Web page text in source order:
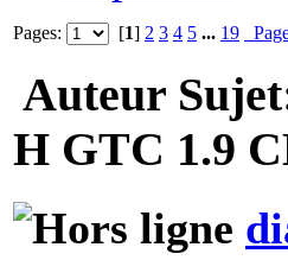
Pages: [1] 2 3 4 5 ... 19
Auteur
H GTC 1.9